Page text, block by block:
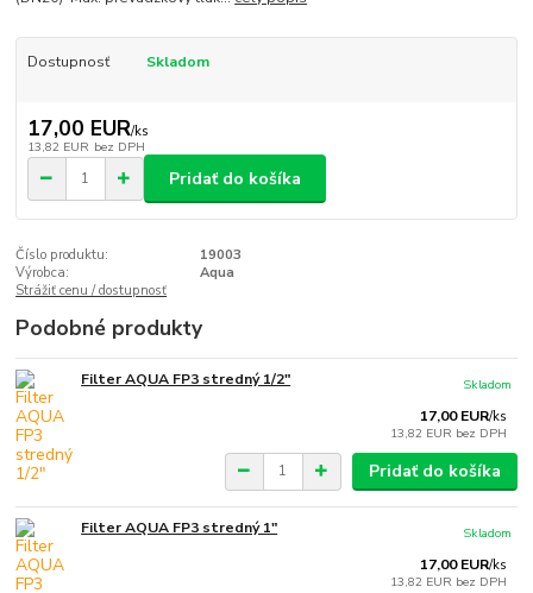
Dostupnosť Skladom
17,00 EUR/ks
13,82 EUR bez DPH
Pridať do košíka
Číslo produktu:
19003
Výrobca:
Aqua
Strážiť cenu / dostupnosť
Podobné produkty
Filter AQUA FP3 stredný 1/2"
17,00 EUR/ks
13,82 EUR bez DPH
Skladom
Pridať do košíka
Filter AQUA FP3 stredný 1"
17,00 EUR/ks
13,82 EUR bez DPH
Skladom